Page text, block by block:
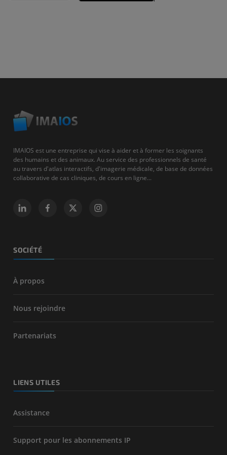
IMAIOS est une entreprise qui vise à aider et à former les soignants
des humains et des animaux. Au service des professionnels de santé
au travers d'atlas interactifs, d'imagerie médicale, de base de données
collaborative de cas cliniques, de cours en ligne...
SOCIÉTÉ
À propos
Nous rejoindre
Partenariats
LIENS UTILES
Assistance
Support pour les abonnements IP